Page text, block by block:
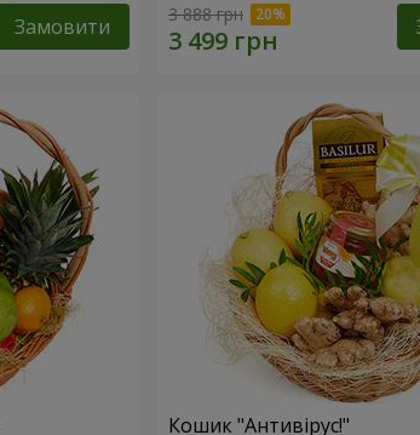
Замовити 3 888 грн
Кошик "Антивірус!"